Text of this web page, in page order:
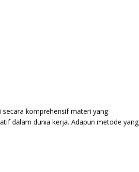
komprehensif materi yang
dalam dunia kerja. Adapun metode yang